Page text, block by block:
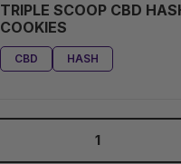
TRIPLE SCOOP CBD
COOKIES
CBD HASH
1